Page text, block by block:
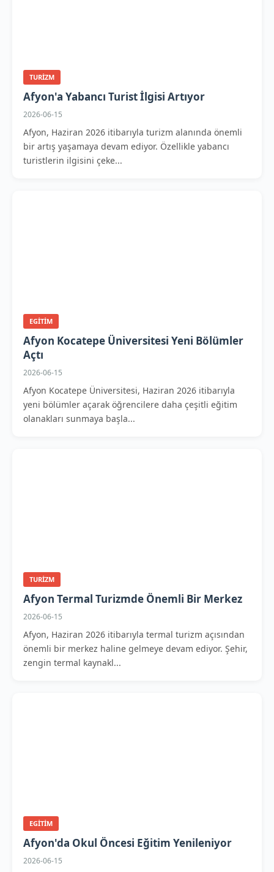
TURIZM
Afyon'a Yabancı Turist İlgisi Artıyor
2026-06-15
Afyon, Haziran 2026 itibarıyla turizm alanında önemli
bir artış yaşamaya devam ediyor. Özellikle yabancı
turistlerin ilgisini çeke...
EGITIM
Afyon Kocatepe Üniversitesi Yeni Bölümler
Açtı
2026-06-15
Afyon Kocatepe Üniversitesi, Haziran 2026 itibarıyla
yeni bölümler açarak öğrencilere daha çeşitli eğitim
olanakları sunmaya başla...
TURIZM
Afyon Termal Turizmde Önemli Bir Merkez
2026-06-15
Afyon, Haziran 2026 itibarıyla termal turizm açısından
önemli bir merkez haline gelmeye devam ediyor. Şehir,
zengin termal kaynakl...
EGITIM
Afyon'da Okul Öncesi Eğitim Yenileniyor
2026-06-15